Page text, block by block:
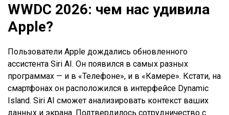
WWDC 2026: чем нас удивила
Apple?
Пользователи Apple дождались обновленного
ассистента Siri AI. Он появился в самых разных
программах — и в «Телефоне», и в «Камере». Кстати, на
смартфонах он расположился в интерфейсе Dynamic
Island. Siri AI сможет анализировать контекст ваших
данных и экрана. Подтвердилось сотрудничество с